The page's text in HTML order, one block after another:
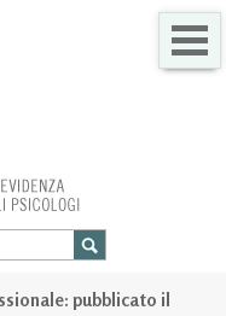
TE
pubblicato il